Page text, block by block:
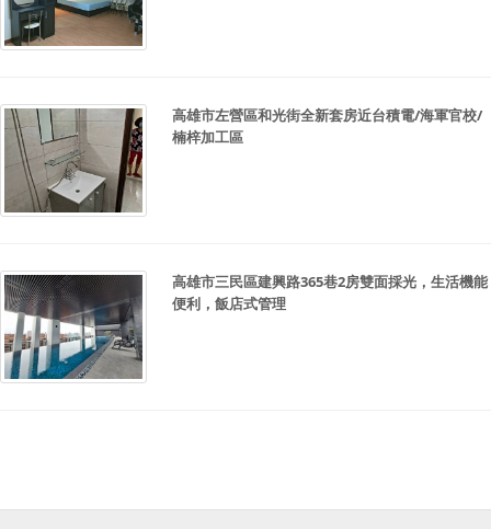
高雄市左營區和光街全新套房近台積電/海軍官校/
楠梓加工區
高雄市三民區建興路365巷2房雙面採光，生活機能
便利，飯店式管理